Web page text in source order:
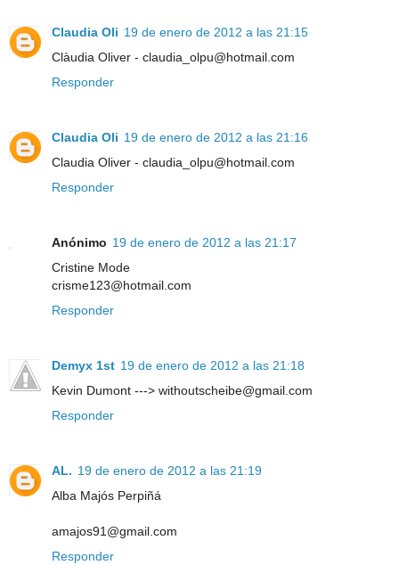
Claudia Oli 19 de enero de 2012 a las 21:15
Clàudia Oliver - claudia_olpu@hotmail.com
Responder
Claudia Oli 19 de enero de 2012 a las 21:16
Claudia Oliver - claudia_olpu@hotmail.com
Responder
Anónimo 19 de enero de 2012 a las 21:17
Cristine Mode
crisme123@hotmail.com
Responder
Demyx 1st 19 de enero de 2012 a las 21:18
Kevin Dumont ---> withoutscheibe@gmail.com
Responder
AL. 19 de enero de 2012 a las 21:19
Alba Majós Perpiñá
amajos91@gmail.com
Responder